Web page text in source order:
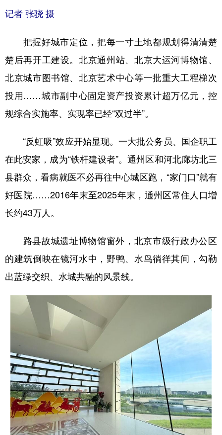
记者 张骁 摄
把握好城市定位，把每一寸土地都规划得清清楚
楚后再开工建设。北京通州站、北京大运河博物馆、
北京城市图书馆、北京艺术中心等一批重大工程梯次
投用……城市副中心固定资产投资累计超万亿元，控
规综合实施率、实现率已经“双过半”。
“反虹吸”效应开始显现。一大批公务员、国企职工
在此安家，成为“铁杆建设者”。通州区和河北廊坊北三
县群众，看病就医不必再往中心城区跑，“家门口”就有
好医院……2016年末至2025年末，通州区常住人口增
长约43万人。
路县故城遗址博物馆窗外，北京市级行政办公区
的建筑倒映在镜河水中，野鸭、水鸟徜徉其间，勾勒
出蓝绿交织、水城共融的风景线。